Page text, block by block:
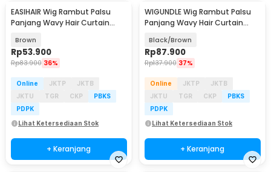
EASIHAIR Wig Rambut Palsu
Panjang Wavy Hair Curtain
Brown
Rp53.900
Rp83.900 36%
Online JKTP
JKTB
JKTU
TGR CKP
PBKS
PDPK
Lihat Ketersediaan Stok
+ Keranjang
WIGUNDLE Wig Rambut Palsu
Panjang Wavy Hair Curtain
Black/Brown
Rp87.900
Rp137.900 37%
Online JKTP
JKTB
JKTU
TGR CKP
PBKS
PDPK
Lihat Ketersediaan Stok
+ Keranjang